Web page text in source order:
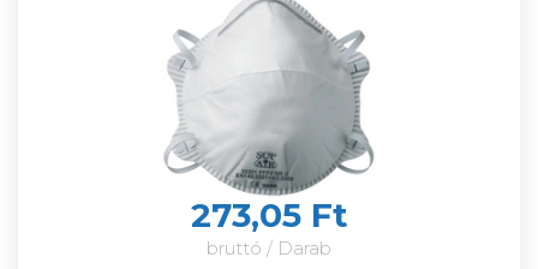
273,05 Ft
bruttó / Darab